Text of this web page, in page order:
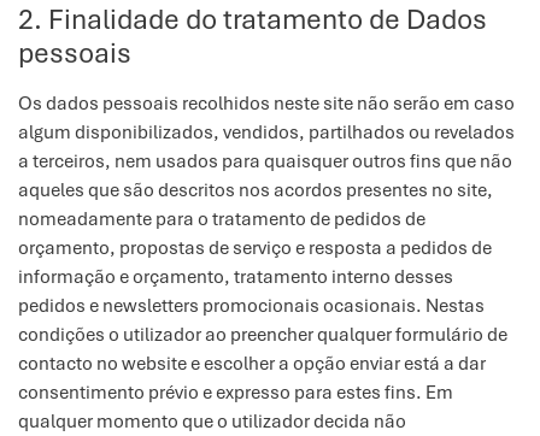
2. Finalidade do tratamento de Dados
pessoais
Os dados pessoais recolhidos neste site não serão em caso
algum disponibilizados, vendidos, partilhados ou revelados
a terceiros, nem usados para quaisquer outros fins que não
aqueles que são descritos nos acordos presentes no site,
nomeadamente para o tratamento de pedidos de
orçamento, propostas de serviço e resposta a pedidos de
informação e orçamento, tratamento interno desses
pedidos e newsletters promocionais ocasionais. Nestas
condições o utilizador ao preencher qualquer formulário de
contacto no website e escolher a opção enviar está a dar
consentimento prévio e expresso para estes fins. Em
qualquer momento que o utilizador decida não